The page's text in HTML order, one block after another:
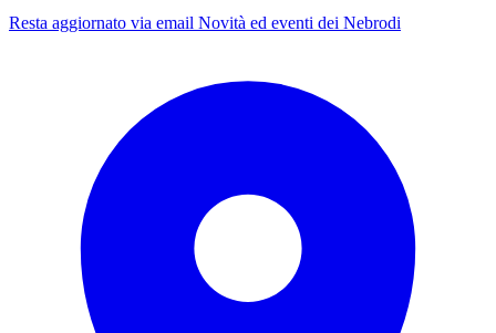
Resta aggiornato via email Novità ed eventi dei Nebrodi